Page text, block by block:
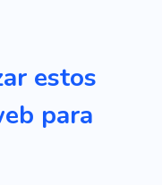
estos
para